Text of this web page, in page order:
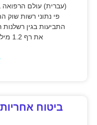
(עברית) עולם
פי נתוני רשות שוק
את רף 1.2 מיליארד ש"ח, עם עלייה של
ביטוח